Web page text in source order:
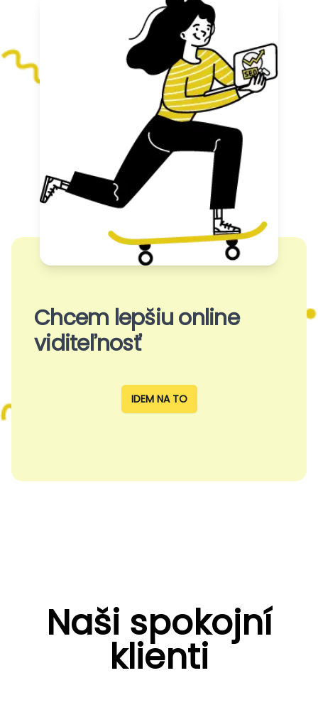
Chcem lepšiu online
viditeľnosť
IDEM NA TO
Naši spokojní
klienti